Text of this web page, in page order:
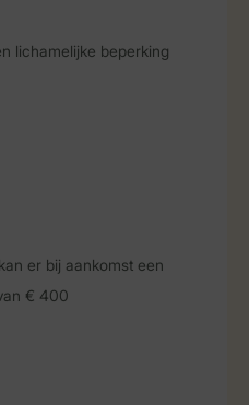
lichamelijke beperking
er bij aankomst een
€ 400